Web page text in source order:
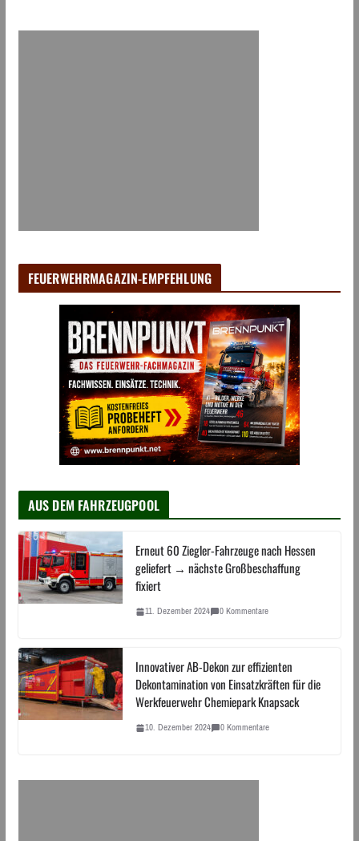
FEUERWEHRMAGAZIN-EMPFEHLUNG
AUS DEM FAHRZEUGPOOL
Erneut 60 Ziegler-Fahrzeuge nach Hessen
geliefert → nächste Großbeschaffung
fixiert
11. Dezember 2024 0 Kommentare
Innovativer AB-Dekon zur effizienten
Dekontamination von Einsatzkräften für die
Werkfeuerwehr Chemiepark Knapsack
10. Dezember 2024 0 Kommentare